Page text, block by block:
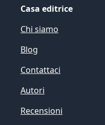
Casa editrice
Chi siamo
Blog
Contattaci
Autori
Recensioni